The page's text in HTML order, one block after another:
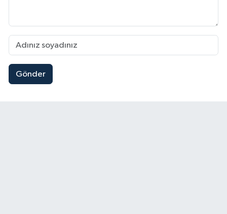
Gönder